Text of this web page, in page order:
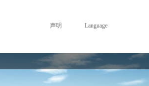
声明 Language